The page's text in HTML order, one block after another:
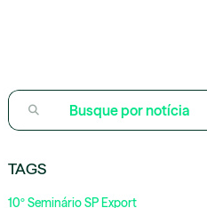
TAGS
10º Seminário SP Export